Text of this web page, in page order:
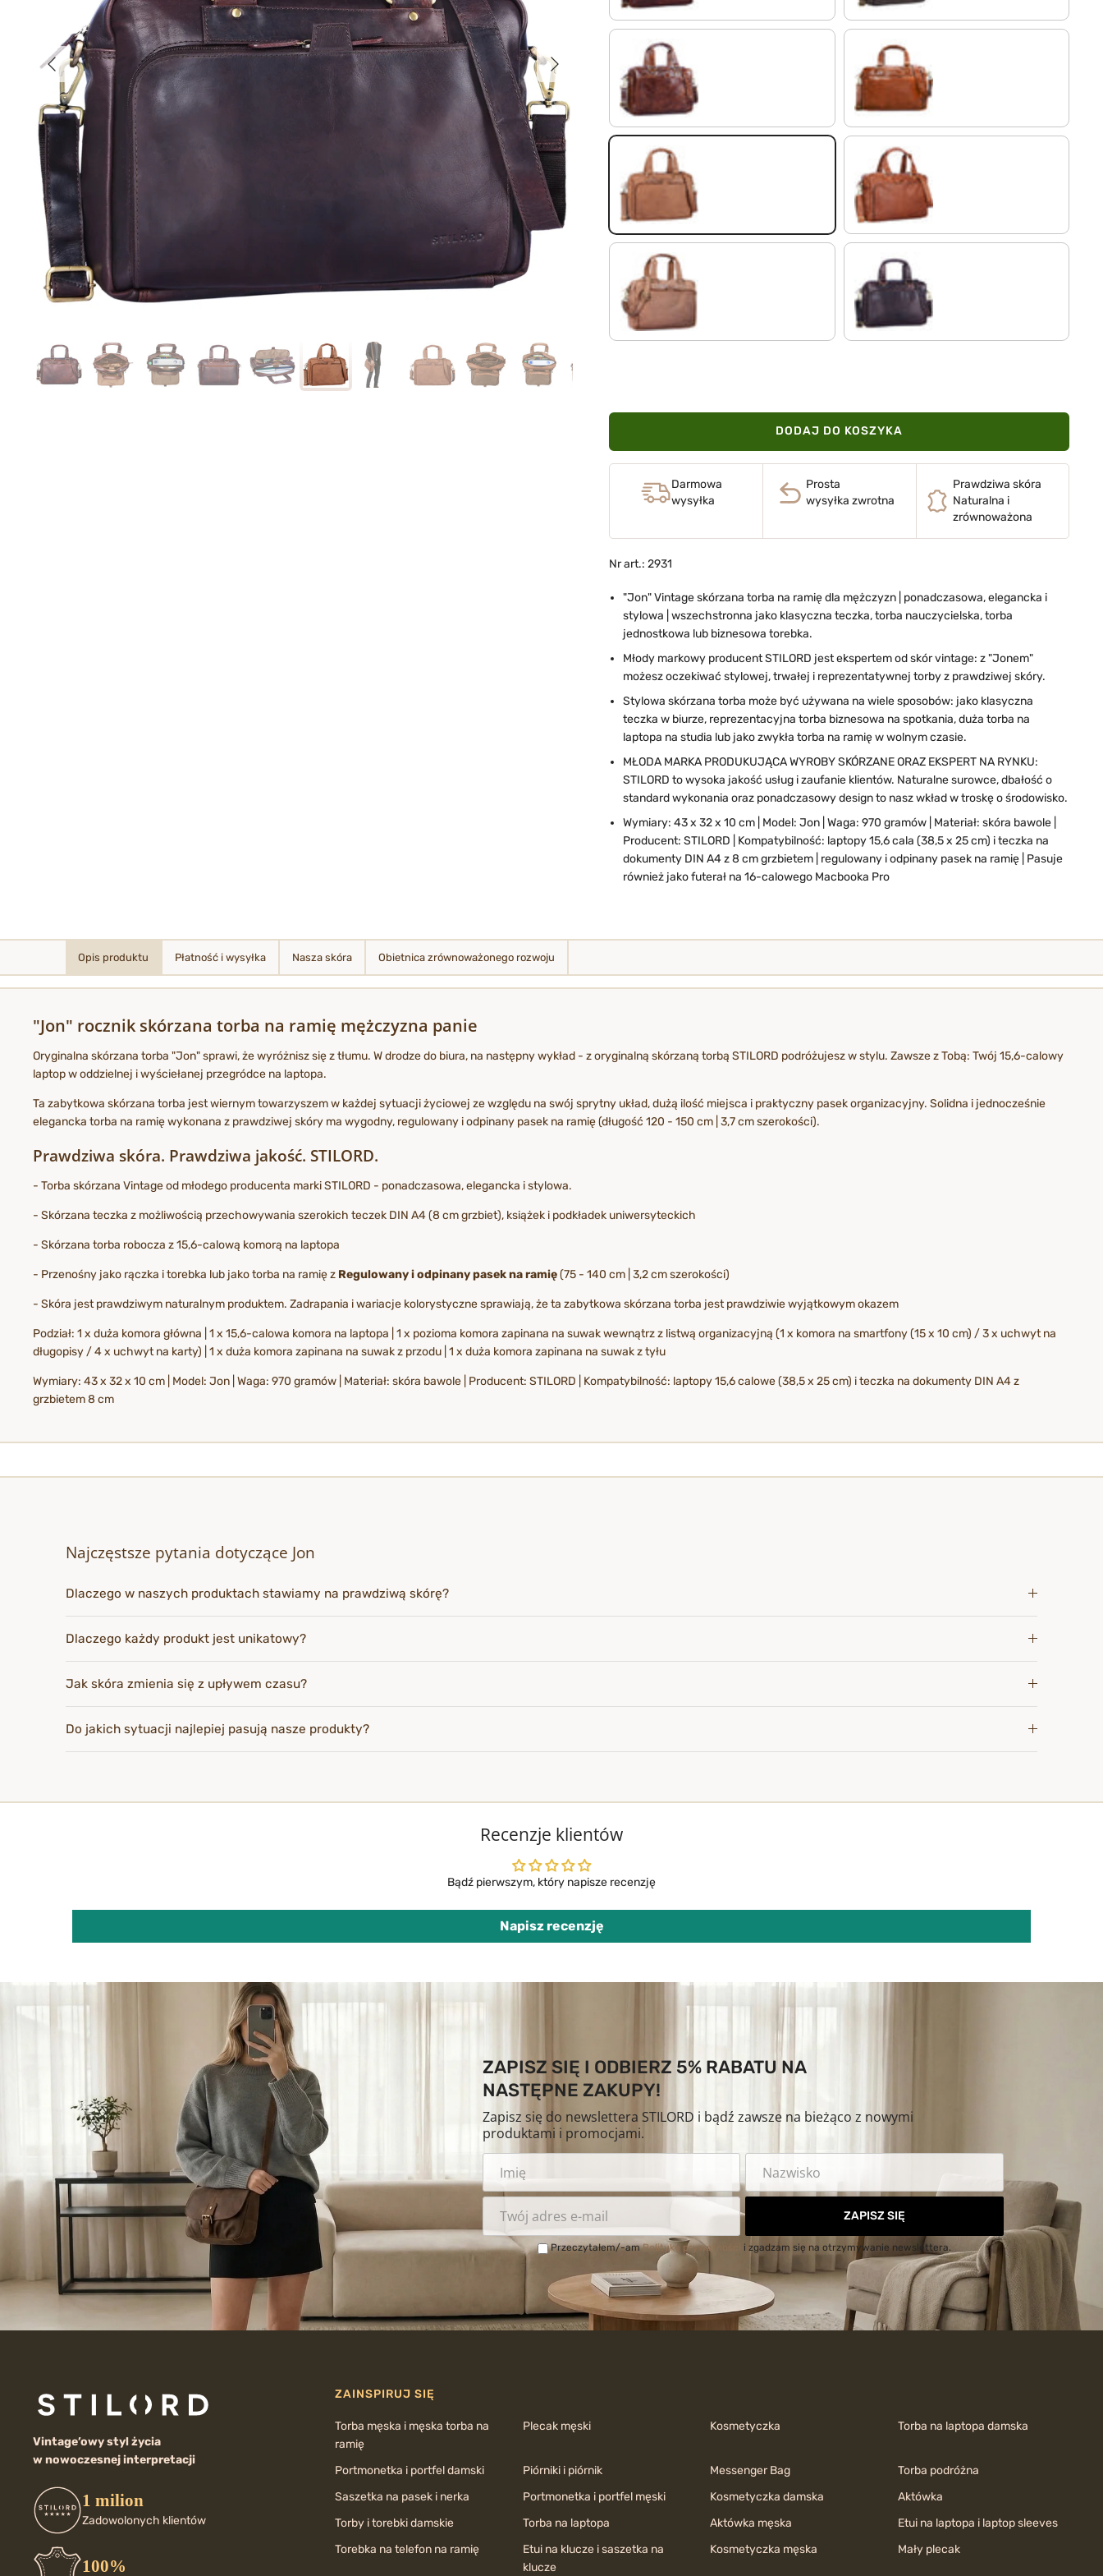
Poprzednia Następna
antyczny brąz lśniący koniakowy brąz
siodło - brązowy koniakowy brąz
jasny koniak brązowy hebanowo - brązowy
DODAJ DO KOSZYKA
Darmowa
wysyłka
Prosta
wysyłka zwrotna
Prawdziwa skóra
Naturalna i
zrównoważona
Nr art.: 2931
"Jon" Vintage skórzana torba na ramię dla mężczyzn | ponadczasowa, elegancka i
stylowa | wszechstronna jako klasyczna teczka, torba nauczycielska, torba
jednostkowa lub biznesowa torebka.
Młody markowy producent STILORD jest ekspertem od skór vintage: z "Jonem"
możesz oczekiwać stylowej, trwałej i reprezentatywnej torby z prawdziwej skóry.
Stylowa skórzana torba może być używana na wiele sposobów: jako klasyczna
teczka w biurze, reprezentacyjna torba biznesowa na spotkania, duża torba na
laptopa na studia lub jako zwykła torba na ramię w wolnym czasie.
MŁODA MARKA PRODUKUJĄCA WYROBY SKÓRZANE ORAZ EKSPERT NA RYNKU:
STILORD to wysoka jakość usług i zaufanie klientów. Naturalne surowce, dbałość o
standard wykonania oraz ponadczasowy design to nasz wkład w troskę o środowisko.
Wymiary: 43 x 32 x 10 cm | Model: Jon | Waga: 970 gramów | Materiał: skóra bawole |
Producent: STILORD | Kompatybilność: laptopy 15,6 cala (38,5 x 25 cm) i teczka na
dokumenty DIN A4 z 8 cm grzbietem | regulowany i odpinany pasek na ramię | Pasuje
również jako futerał na 16-calowego Macbooka Pro
Opis produktu Płatność i wysyłka Nasza skóra Obietnica zrównoważonego rozwoju
"Jon" rocznik skórzana torba na ramię mężczyzna panie
Oryginalna skórzana torba "Jon" sprawi, że wyróżnisz się z tłumu. W drodze do biura, na następny wykład - z oryginalną skórzaną torbą STILORD podróżujesz w stylu. Zawsze z Tobą: Twój 15,6-calowy
laptop w oddzielnej i wyściełanej przegródce na laptopa.
Ta zabytkowa skórzana torba jest wiernym towarzyszem w każdej sytuacji życiowej ze względu na swój sprytny układ, dużą ilość miejsca i praktyczny pasek organizacyjny. Solidna i jednocześnie
elegancka torba na ramię wykonana z prawdziwej skóry ma wygodny, regulowany i odpinany pasek na ramię (długość 120 - 150 cm | 3,7 cm szerokości).
Prawdziwa skóra. Prawdziwa jakość. STILORD.
- Torba skórzana Vintage od młodego producenta marki STILORD - ponadczasowa, elegancka i stylowa.
- Skórzana teczka z możliwością przechowywania szerokich teczek DIN A4 (8 cm grzbiet), książek i podkładek uniwersyteckich
- Skórzana torba robocza z 15,6-calową komorą na laptopa
- Przenośny jako rączka i torebka lub jako torba na ramię z Regulowany i odpinany pasek na ramię(75 - 140 cm | 3,2 cm szerokości)
- Skóra jest prawdziwym naturalnym produktem. Zadrapania i wariacje kolorystyczne sprawiają, że ta zabytkowa skórzana torba jest prawdziwie wyjątkowym okazem
Podział: 1 x duża komora główna | 1 x 15,6-calowa komora na laptopa | 1 x pozioma komora zapinana na suwak wewnątrz z listwą organizacyjną (1 x komora na smartfony (15 x 10 cm) / 3 x uchwyt na
długopisy / 4 x uchwyt na karty) | 1 x duża komora zapinana na suwak z przodu | 1 x duża komora zapinana na suwak z tyłu
Wymiary: 43 x 32 x 10 cm | Model: Jon | Waga: 970 gramów | Materiał: skóra bawole | Producent: STILORD | Kompatybilność: laptopy 15,6 calowe (38,5 x 25 cm) i teczka na dokumenty DIN A4 z
grzbietem 8 cm
Najczęstsze pytania dotyczące Jon
Dlaczego w naszych produktach stawiamy na prawdziwą skórę?
Dlaczego każdy produkt jest unikatowy?
Jak skóra zmienia się z upływem czasu?
Do jakich sytuacji najlepiej pasują nasze produkty?
Recenzje klientów
Bądź pierwszym, który napisze recenzję
Napisz recenzję
ZAPISZ SIĘ I ODBIERZ 5% RABATU NA
NASTĘPNE ZAKUPY!
Zapisz się do newslettera STILORD i bądź zawsze na bieżąco z nowymi
produktami i promocjami.
ZAPISZ SIĘ
Przeczytałem/-amPolitykę prywatności i zgadzam się na otrzymywanie newslettera.
Vintage’owy styl życia
w nowoczesnej interpretacji
1 milion
Zadowolonych klientów
100%
ZAINSPIRUJ SIĘ
Torba męska i męska torba na
ramię
Plecak męski Kosmetyczka Torba na laptopa damska
Portmonetka i portfel damski Piórniki i piórnik Messenger Bag
Torba podróżna
Saszetka na pasek i nerka
Portmonetka i portfel męski Kosmetyczka damska
Aktówka
Torby i torebki damskie
Torba na laptopa Aktówka męska
Etui na laptopa i laptop sleeves
Torebka na telefon na ramię
Etui na klucze i saszetka na
klucze
Kosmetyczka męska Mały plecak